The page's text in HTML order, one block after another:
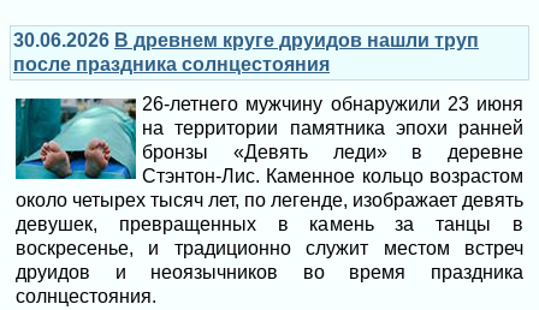
30.06.2026 В древнем круге друидов нашли труп
после праздника солнцестояния
26-летнего мужчину обнаружили 23 июня
на территории памятника эпохи ранней
бронзы «Девять леди» в деревне
Стэнтон-Лис. Каменное кольцо возрастом
около четырех тысяч лет, по легенде, изображает девять
девушек, превращенных в камень за танцы в
воскресенье, и традиционно служит местом встреч
друидов и неоязычников во время праздника
солнцестояния.